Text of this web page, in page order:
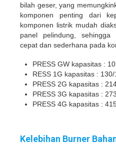
bilah geser, yang
komponen penting dari
komponen listrik mudah
panel pelindung, sehingga
cepat dan sederhana pada
PRESS GW kapasitas :
RESS 1G kapasitas :
PRESS 2G kapasitas :
PRESS 3G kapasitas :
PRESS 4G kapasitas :
Kelebihan Burner